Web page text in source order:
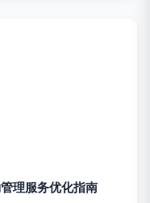
理服务优化指南